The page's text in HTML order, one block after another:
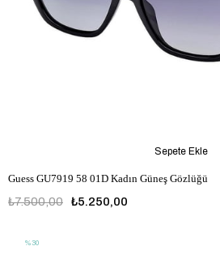
Guess GU7919 58 01D Kadın Güneş Gözlüğü
₺5.250,00
₺7.500,00
Sepete Ekle
%30